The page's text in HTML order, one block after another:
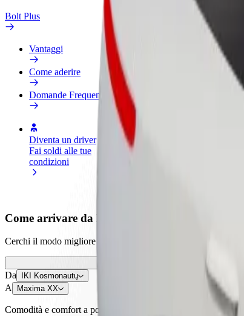
Bolt Plus
Vantaggi
Come aderire
Domande Frequenti
Diventa un driver
Fai soldi alle tue
condizioni
Diventa un autista Bolt
Fornisci cibo e ricevi pagato
Come arrivare da IKI Kosmonautų a Maxima
Cerchi il modo migliore per arrivare da IKI Kosmonautų a
Da IKI Kosmonautų
A Maxima XX
Comodità e comfort a portata di clic!